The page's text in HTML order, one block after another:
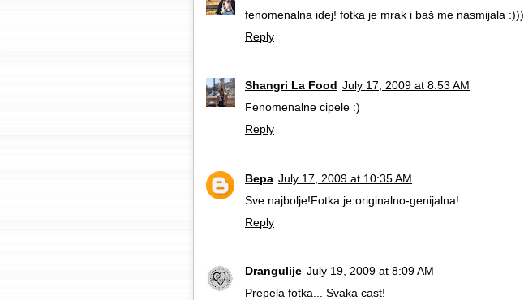
fenomenalna idej! fotka je mrak i baš me nasmijala :)))
Reply
Shangri La Food July 17, 2009 at 8:53 AM
Fenomenalne cipele :)
Reply
Вера July 17, 2009 at 10:35 AM
Sve najbolje!Fotka je originalno-genijalna!
Reply
Drangulije July 19, 2009 at 8:09 AM
Prepela fotka... Svaka cast!